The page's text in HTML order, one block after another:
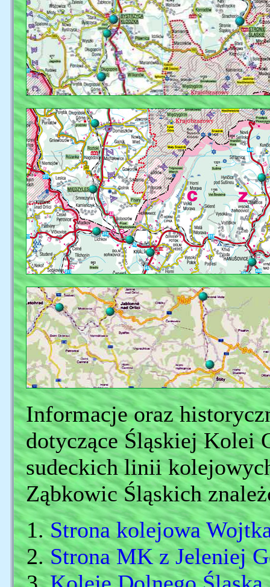
Informacje oraz
dotyczące Śląskiej Kolei
sudeckich linii
Ząbkowic Śląskich
Strona kolejowa
Strona MK z Jeleniej